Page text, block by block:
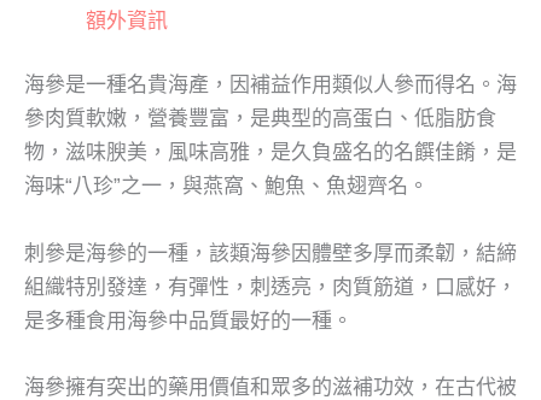
額外資訊
海參是一種名貴海產，因補益作用類似人參而得名。海
參肉質軟嫩，營養豐富，是典型的高蛋白、低脂肪食
物，滋味腴美，風味高雅，是久負盛名的名饌佳餚，是
海味“八珍”之一，與燕窩、鮑魚、魚翅齊名。
刺參是海參的一種，該類海參因體壁多厚而柔韌，結締
組織特別發達，有彈性，刺透亮，肉質筋道，口感好，
是多種食用海參中品質最好的一種。
海參擁有突出的藥用價值和眾多的滋補功效，在古代被